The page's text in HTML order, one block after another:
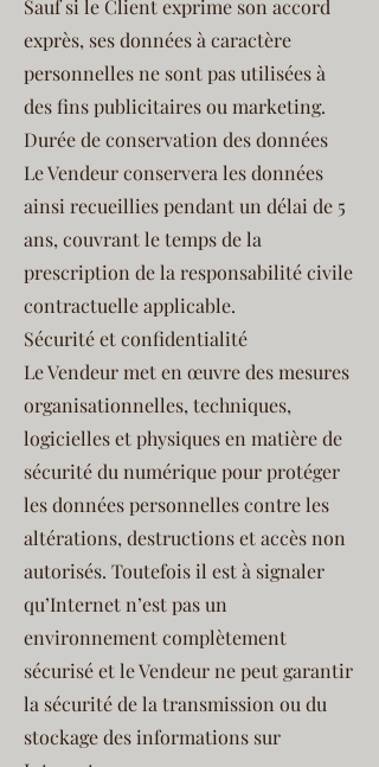
Sauf si le Client exprime son accord
exprès, ses données à caractère
personnelles ne sont pas utilisées à
des fins publicitaires ou marketing.
Durée de conservation des données
Le Vendeur conservera les données
ainsi recueillies pendant un délai de 5
ans, couvrant le temps de la
prescription de la responsabilité civile
contractuelle applicable.
Sécurité et confidentialité
Le Vendeur met en œuvre des mesures
organisationnelles, techniques,
logicielles et physiques en matière de
sécurité du numérique pour protéger
les données personnelles contre les
altérations, destructions et accès non
autorisés. Toutefois il est à signaler
qu’Internet n’est pas un
environnement complètement
sécurisé et le Vendeur ne peut garantir
la sécurité de la transmission ou du
stockage des informations sur